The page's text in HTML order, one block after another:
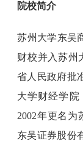
院校简介
苏州大学东吴
财校并入苏州
省人民政府批
大学财经学院
2002年更名为
东吴证券股份